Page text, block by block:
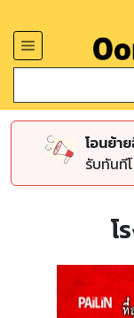
โอนย้า
รับทันที
โ